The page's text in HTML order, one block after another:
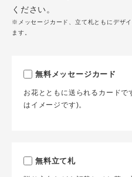
ください。
※メッセージカード、立て札ともにデザ
ます。
無料メッセージカード
お花とともに送られるカードで
はイメージです)。
無料立て札